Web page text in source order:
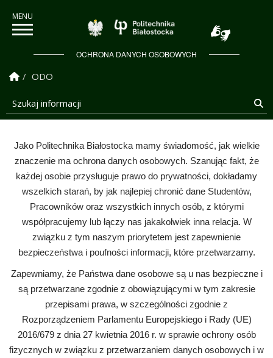
Politechnika
OCHRONA DANYCH OSOBOWYCH
Strona Główna
ODO
Szukaj informacji
Ochrona Danych Osobowych
Jako Politechnika Białostocka mamy świadomość, jak wielkie
znaczenie ma ochrona danych osobowych. Szanując fakt, że
każdej osobie przysługuje prawo do prywatności, dokładamy
wszelkich starań, by jak najlepiej chronić dane Studentów,
Pracowników oraz wszystkich innych osób, z którymi
współpracujemy lub łączy nas jakakolwiek inna relacja. W
związku z tym naszym priorytetem jest zapewnienie
bezpieczeństwa i poufności informacji, które przetwarzamy.
Zapewniamy, że Państwa dane osobowe są u nas bezpieczne i
są przetwarzane zgodnie z obowiązującymi w tym zakresie
przepisami prawa, w szczególności zgodnie z
Rozporządzeniem Parlamentu Europejskiego i Rady (UE)
2016/679 z dnia 27 kwietnia 2016 r. w sprawie ochrony osób
fizycznych w związku z przetwarzaniem danych osobowych i w